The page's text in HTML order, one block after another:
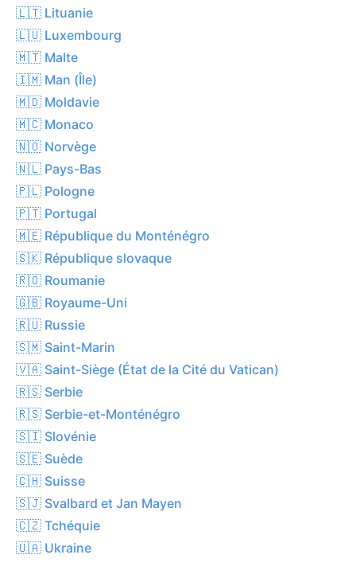
🇱🇹 Lituanie
🇱🇺 Luxembourg
🇲🇹 Malte
🇮🇲 Man (Île)
🇲🇩 Moldavie
🇲🇨 Monaco
🇳🇴 Norvège
🇳🇱 Pays-Bas
🇵🇱 Pologne
🇵🇹 Portugal
🇲🇪 République du Monténégro
🇸🇰 République slovaque
🇷🇴 Roumanie
🇬🇧 Royaume-Uni
🇷🇺 Russie
🇸🇲 Saint-Marin
🇻🇦 Saint-Siège (État de la Cité du Vatican)
🇷🇸 Serbie
🇷🇸 Serbie-et-Monténégro
🇸🇮 Slovénie
🇸🇪 Suède
🇨🇭 Suisse
🇸🇯 Svalbard et Jan Mayen
🇨🇿 Tchéquie
🇺🇦 Ukraine